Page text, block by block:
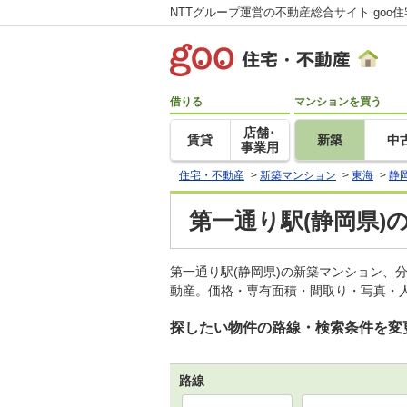
NTTグループ運営の不動産総合サイト goo
借りる
賃貸
店舗･
事業用
マンションを買う
新築 中
住宅・不動産 > 新築マンション > 東海 > 静
第一通り駅(静岡県)
第一通り駅(静岡県)の新築マンション、
動産。価格・専有面積・間取り・写真・
探したい物件の路線・検索条件を変
路線